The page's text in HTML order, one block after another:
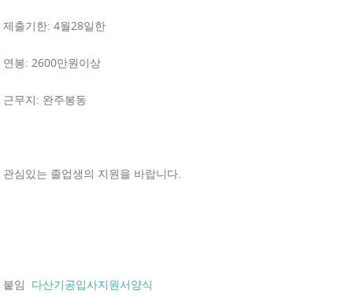
제출기한: 4월28일한
연봉: 2600만원이상
근무지: 완주봉동
관심있는 졸업생의 지원을 바랍니다.
붙임 다산기공입사지원서양식